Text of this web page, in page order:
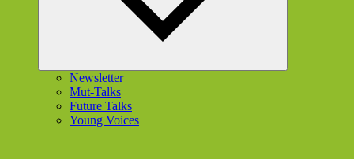
Newsletter
Mut-Talks
Future Talks
Young Voices